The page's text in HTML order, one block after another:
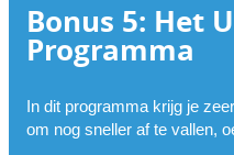
Bonus 5: Het
Programma
In dit programma krijg je
om nog sneller af te vallen,